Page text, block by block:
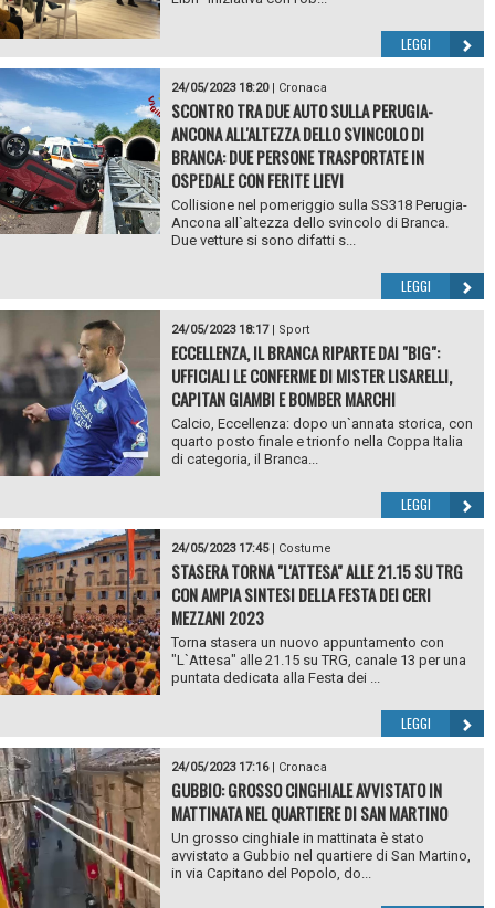
LEGGI
24/05/2023 18:20| Cronaca
SCONTRO TRA DUE AUTO SULLA PERUGIA-
ANCONA ALL'ALTEZZA DELLO SVINCOLO DI
BRANCA: DUE PERSONE TRASPORTATE IN
OSPEDALE CON FERITE LIEVI
Collisione nel pomeriggio sulla SS318 Perugia-
Ancona all`altezza dello svincolo di Branca.
Due vetture si sono difatti s...
LEGGI
24/05/2023 18:17| Sport
ECCELLENZA, IL BRANCA RIPARTE DAI "BIG":
UFFICIALI LE CONFERME DI MISTER LISARELLI,
CAPITAN GIAMBI E BOMBER MARCHI
Calcio, Eccellenza: dopo un`annata storica, con
quarto posto finale e trionfo nella Coppa Italia
di categoria, il Branca...
LEGGI
24/05/2023 17:45| Costume
STASERA TORNA "L'ATTESA" ALLE 21.15 SU TRG
CON AMPIA SINTESI DELLA FESTA DEI CERI
MEZZANI 2023
Torna stasera un nuovo appuntamento con
"L`Attesa" alle 21.15 su TRG, canale 13 per una
puntata dedicata alla Festa dei ...
LEGGI
24/05/2023 17:16| Cronaca
GUBBIO: GROSSO CINGHIALE AVVISTATO IN
MATTINATA NEL QUARTIERE DI SAN MARTINO
Un grosso cinghiale in mattinata è stato
avvistato a Gubbio nel quartiere di San Martino,
in via Capitano del Popolo, do...